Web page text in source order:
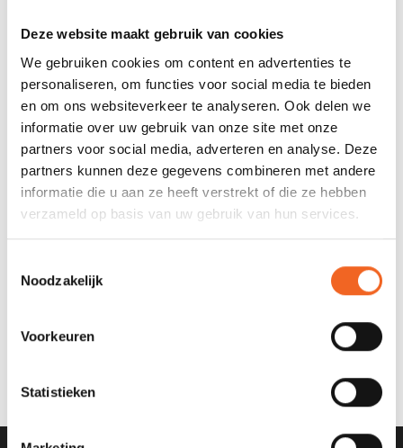
Deze website maakt gebruik van cookies
We gebruiken cookies om content en advertenties te
personaliseren, om functies voor social media te bieden
en om ons websiteverkeer te analyseren. Ook delen we
informatie over uw gebruik van onze site met onze
partners voor social media, adverteren en analyse. Deze
partners kunnen deze gegevens combineren met andere
informatie die u aan ze heeft verstrekt of die ze hebben
verzameld op basis van uw gebruik van hun services.
Noodzakelijk
Voorkeuren
Statistieken
INFORMATIE
Past op een steel van 29 mm, prijs per stuk.
REVIEWS
Nog niet gewaardeerd